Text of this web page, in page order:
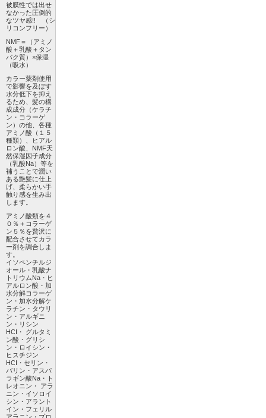
被膜性では出せ
なかった圧倒的
なツヤ感!! （シ
リコンフリー）
NMF＝（アミノ
酸＋乳酸＋タン
パク質）×保湿
（吸水）
カラー薬剤使用
で影響を及ぼす
水分低下を抑え
るため、髪の構
成成分（ケラチ
ン・コラーゲ
ン）の他、各種
アミノ酸（１５
種類）、ヒアル
ロン酸、NMF天
然保湿因子成分
（乳酸Na）等を
補うことで潤い
ある艶髪に仕上
げ、柔らかい手
触り感を生み出
します。
アミノ酸類を４
０％＋コラーゲ
ン５％を贅沢に
配合させてカラ
ー剤を調合しま
す。
イソペンチルジ
オール・乳酸ナ
トリウムNa・ヒ
アルロン酸・加
水分解コラーゲ
ン・加水分解ケ
ラチン・タウリ
ン・アルギニ
ン・リシン
HCI・ グルタミ
ン酸・グリシ
ン・ロイシン・
ヒスチジン
HCI・セリン・
バリン・アスパ
ラギン酸Na・ト
レオニン・ アラ
ニン・イソロイ
シン・アラント
イン・フェリル